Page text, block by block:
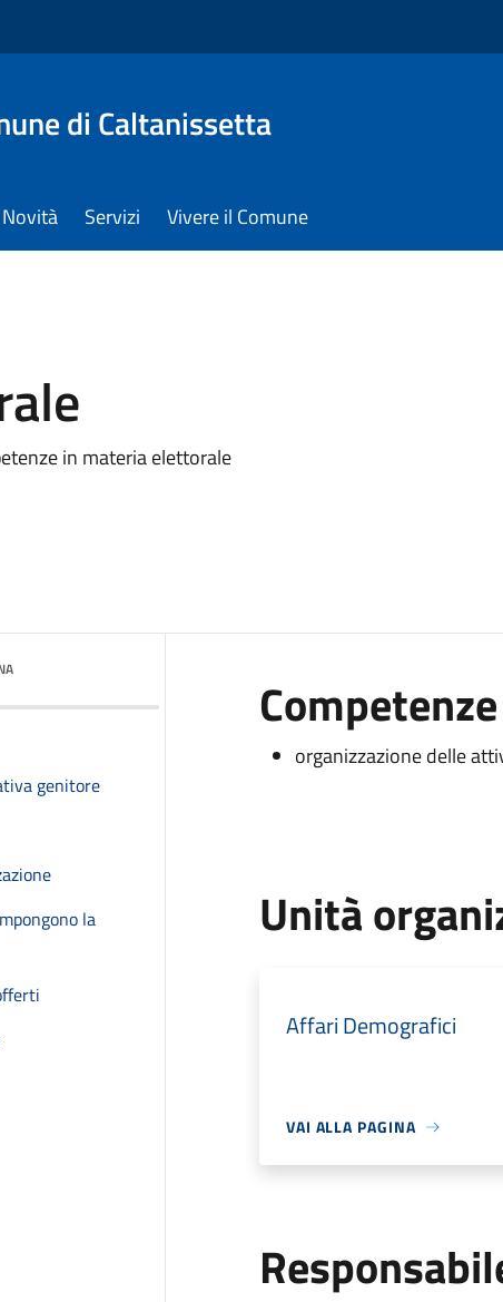
di Caltanissetta
Novità Servizi Vivere il Comune
in materia elettorale
genitore
la
Competenze
organizzazione delle
Unità
Affari Demografici
VAI ALLA PAGINA